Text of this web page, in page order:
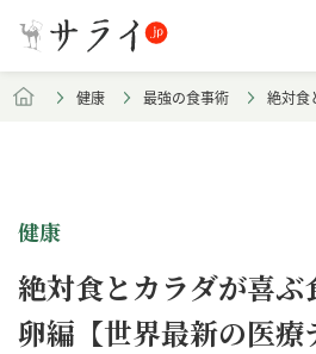
健康 最強の食事術 絶対食
健康
絶対食とカラダが喜ぶ
卵編【世界最新の医療